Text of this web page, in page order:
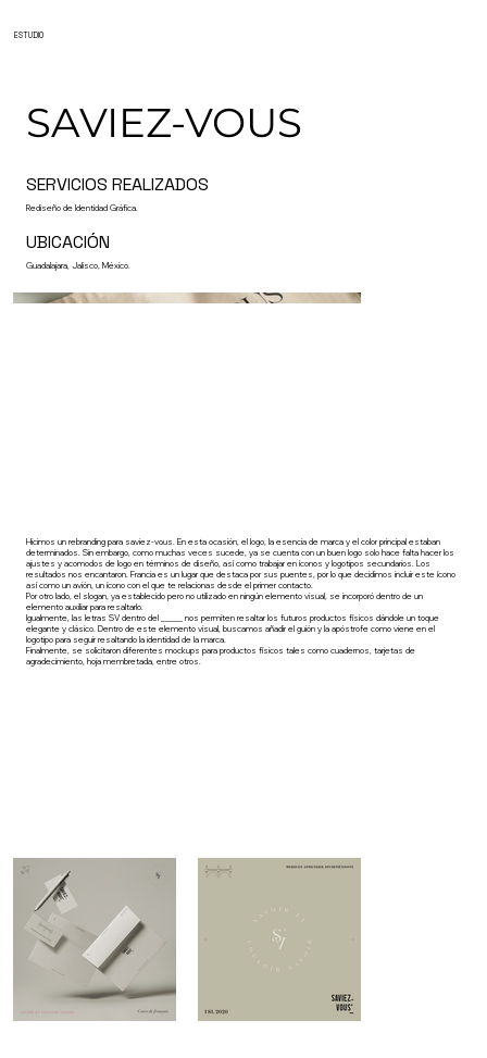
ESTUDIO
SAVIEZ-VOUS
SERVICIOS REALIZADOS
Rediseño de Identidad Gráfica.
UBICACIÓN
Guadalajara, Jalisco, México.
Hicimos un rebranding para saviez-vous. En esta ocasión, el logo, la esencia de marca y el color principal estaban
determinados. Sin embargo, como muchas veces sucede, ya se cuenta con un buen logo solo hace falta hacer los
ajustes y acomodos de logo en términos de diseño, así como trabajar en íconos y logotipos secundarios. Los
resultados nos encantaron. Francia es un lugar que destaca por sus puentes, por lo que decidimos incluir este ícono
así como un avión, un ícono con el que te relacionas desde el primer contacto.
Por otro lado, el slogan, ya establecido pero no utilizado en ningún elemento visual, se incorporó dentro de un
elemento auxiliar para resaltarlo.
Igualmente, las letras SV dentro del _____ nos permiten resaltar los futuros productos físicos dándole un toque
elegante y clásico. Dentro de este elemento visual, buscamos añadir el guión y la apóstrofe como viene en el
logotipo para seguir resaltando la identidad de la marca.
Finalmente, se solicitaron diferentes mockups para productos físicos tales como cuadernos, tarjetas de
agradecimiento, hoja membretada, entre otros.